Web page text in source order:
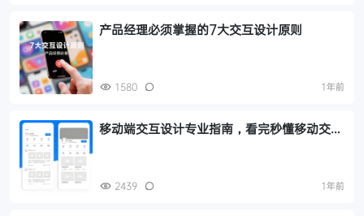
产品经理必须掌握的7大交互设计原则
1580 1年前
移动端交互设计专业指南，看完秒懂移动交互
2439 1年前